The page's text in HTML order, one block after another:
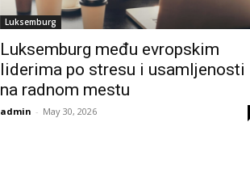
Luksemburg
Luksemburg među evropskim
liderima po stresu i usamljenosti
na radnom mestu
admin - May 30, 2026